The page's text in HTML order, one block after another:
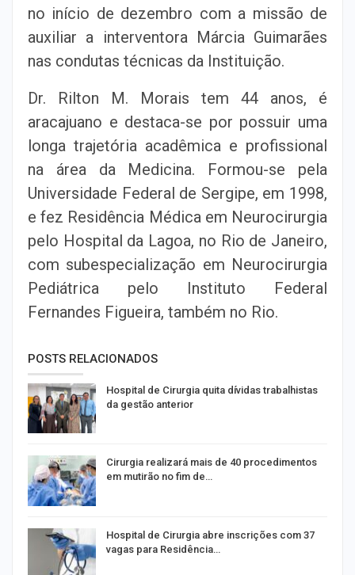
no início de dezembro com a missão de
auxiliar a interventora Márcia Guimarães
nas condutas técnicas da Instituição.
Dr. Rilton M. Morais tem 44 anos, é
aracajuano e destaca-se por possuir uma
longa trajetória acadêmica e profissional
na área da Medicina. Formou-se pela
Universidade Federal de Sergipe, em 1998,
e fez Residência Médica em Neurocirurgia
pelo Hospital da Lagoa, no Rio de Janeiro,
com subespecialização em Neurocirurgia
Pediátrica pelo Instituto Federal
Fernandes Figueira, também no Rio.
POSTS RELACIONADOS
Hospital de Cirurgia quita dívidas trabalhistas
da gestão anterior
Cirurgia realizará mais de 40 procedimentos
em mutirão no fim de…
Hospital de Cirurgia abre inscrições com 37
vagas para Residência…